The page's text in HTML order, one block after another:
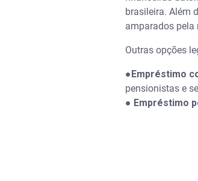
brasileira. Além
amparados pela
Outras opções
●Empréstimo
pensionistas e
● Empréstimo